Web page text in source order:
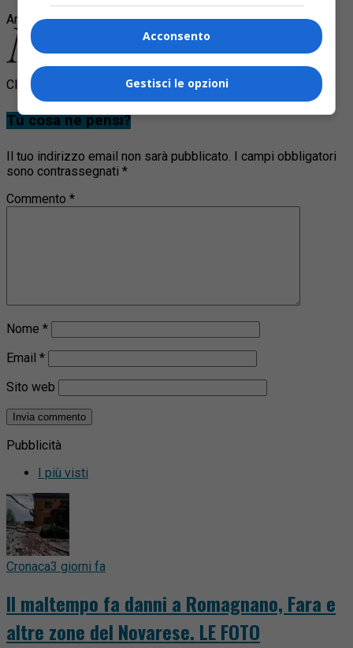
Argomenti correlati:furtigrignascovia peretti
Clicca per commentare
Tu cosa ne pensi?
Il tuo indirizzo email non sarà pubblicato. I campi obbligatori
sono contrassegnati *
Commento *
Nome *
Email *
Sito web
Pubblicità
I più visti
Cronaca3 giorni fa
Il maltempo fa danni a Romagnano, Fara e
altre zone del Novarese. LE FOTO
Acconsento
Gestisci le opzioni